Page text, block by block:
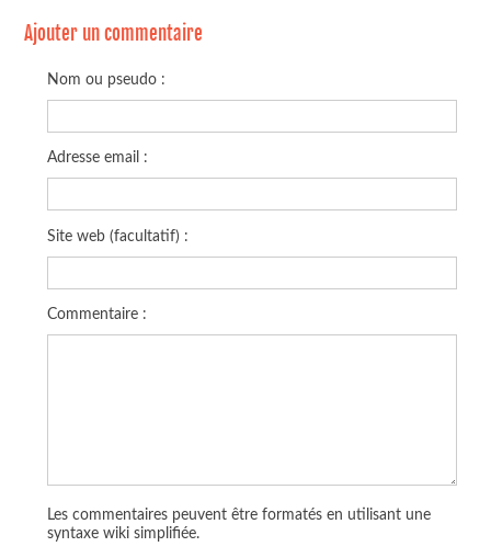
Ajouter un commentaire
Nom ou pseudo :
Adresse email :
Site web (facultatif) :
Commentaire :
Les commentaires peuvent être formatés en utilisant une
syntaxe wiki simplifiée.